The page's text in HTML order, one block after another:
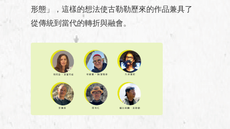
形態」，這樣的想法使古勒勒歷來的作品兼具了
從傳統到當代的轉折與融會。